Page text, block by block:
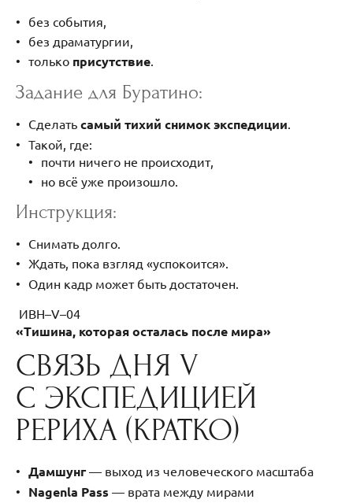
без события,
без драматургии,
только присутствие
Задание для Буратино:
Сделать самый тихий снимок экспедиции
Такой, где:
почти ничего не происходит,
но всё уже произошло.
Инструкция:
Снимать долго.
Ждать, пока взгляд «успокоится».
Один кадр может быть достаточен.
ИВН–V–04
«Тишина, которая осталась после мира»
СВЯЗЬ ДНЯ V
С ЭКСПЕДИЦИЕЙ
РЕРИХА (КРАТКО)
Дамшунг — выход из человеческого масштаба
Nagenla Pass — врата между мирами